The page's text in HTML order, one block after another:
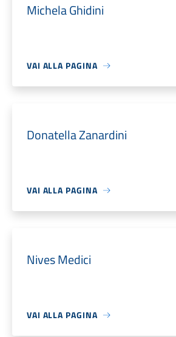
Michela Ghidini
VAI ALLA PAGINA
Donatella Zanardini
VAI ALLA PAGINA
Nives Medici
VAI ALLA PAGINA